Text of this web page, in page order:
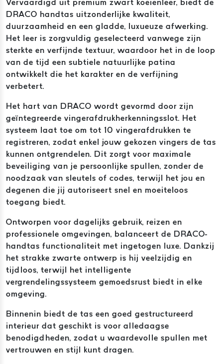
DRACO handtas uitzonderlijke kwaliteit,
duurzaamheid en een gladde, luxueuze afwerking.
Het leer is zorgvuldig geselecteerd vanwege zijn
sterkte en verfijnde textuur, waardoor het in de loop
van de tijd een subtiele natuurlijke patina
ontwikkelt die het karakter en de verfijning
verbetert.
Het hart van DRACO wordt gevormd door zijn
geïntegreerde vingerafdrukherkenningsslot. Het
systeem laat toe om tot 10 vingerafdrukken te
registreren, zodat enkel jouw gekozen vingers de tas
kunnen ontgrendelen. Dit zorgt voor maximale
beveiliging van je persoonlijke spullen, zonder de
noodzaak van sleutels of codes, terwijl het jou en
degenen die jij autoriseert snel en moeiteloos
toegang biedt.
Ontworpen voor dagelijks gebruik, reizen en
professionele omgevingen, balanceert de DRACO-
handtas functionaliteit met ingetogen luxe. Dankzij
het strakke zwarte ontwerp is hij veelzijdig en
tijdloos, terwijl het intelligente
vergrendelingssysteem gemoedsrust biedt in elke
omgeving.
Binnenin biedt de tas een goed gestructureerd
interieur dat geschikt is voor alledaagse
benodigdheden, zodat u waardevolle spullen met
vertrouwen en stijl kunt dragen.